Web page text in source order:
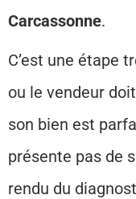
Carcassonne.
C’est une étape
ou le vendeur
son bien est
présente pas de
rendu du